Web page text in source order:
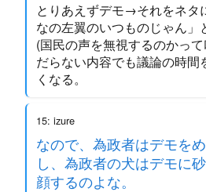
とりあえずデモ→それをネ
なの左翼のいつものじゃん」
(国民の声を無視するのかっ
だらない内容でも議論の時間
くなる。
15: izure
なので、為政者はデモを
し、為政者の犬はデモに
顔するのよな。